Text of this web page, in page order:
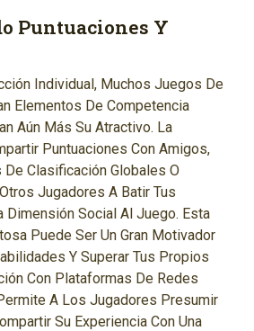
Puntuaciones Y
Individual, Muchos Juegos De
Elementos De Competencia
Aún Más Su Atractivo. La
Puntuaciones Con Amigos,
De Clasificación Globales O
Jugadores A Batir Tus
Dimensión Social Al Juego. Esta
Puede Ser Un Gran Motivador
Y Superar Tus Propios
Con Plataformas De Redes
A Los Jugadores Presumir
Su Experiencia Con Una